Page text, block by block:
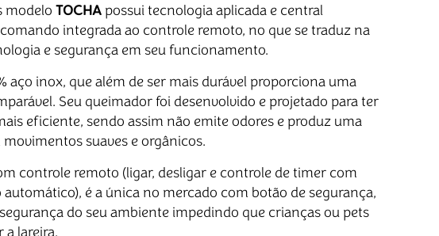
modelo TOCHA possui tecnologia aplicada e central
integrada ao controle remoto, no que se traduz na
e segurança em seu funcionamento.
aço inox, que além de ser mais durável proporciona uma
Seu queimador foi desenvolvido e projetado para ter
eficiente, sendo assim não emite odores e produz uma
suaves e orgânicos.
controle remoto (ligar, desligar e controle de timer com
é a única no mercado com botão de segurança,
do seu ambiente impedindo que crianças ou pets
a lareira.